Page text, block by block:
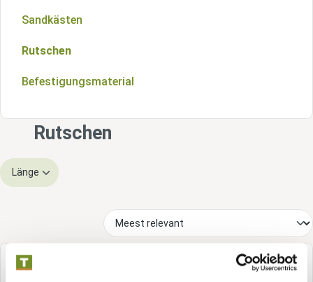
Sandkästen
Rutschen
Befestigungsmaterial
Rutschen
Länge